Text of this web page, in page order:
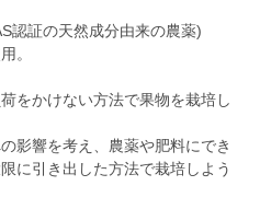
認証の天然成分由来の農薬)
。
をかけない方法で果物を栽培し
影響を考え、農薬や肥料にでき
に引き出した方法で栽培しよう